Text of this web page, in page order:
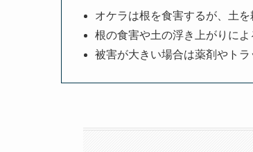
オケラは根を食害するが、土
根の食害や土の浮き上がりに
被害が大きい場合は薬剤やト